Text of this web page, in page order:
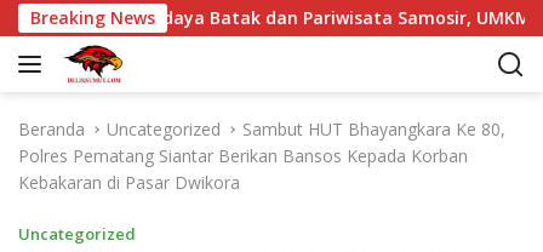
a
Breaking News
Budaya Batak dan Pariwisata Samosir, UMKM Siap
Beranda Uncategorized
Sambut HUT Bhayangkara Ke 80,
Polres Pematang Siantar Berikan Bansos Kepada Korban
Kebakaran di Pasar Dwikora
Uncategorized